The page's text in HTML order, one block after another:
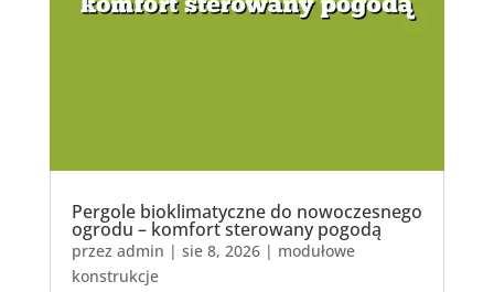
Pergole bioklimatyczne do nowoczesnego
ogrodu – komfort sterowany pogodą
przez admin | sie 8, 2026| modułowe
konstrukcje